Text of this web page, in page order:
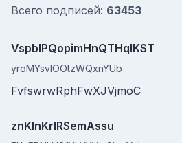
Всего подписей: 63453
VspblPQopimHnQTHqlKST
yroMYsvlOOtzWQxnYUb
FvfswrwRphFwXJVjmoC
znKInKrlRSemAssu